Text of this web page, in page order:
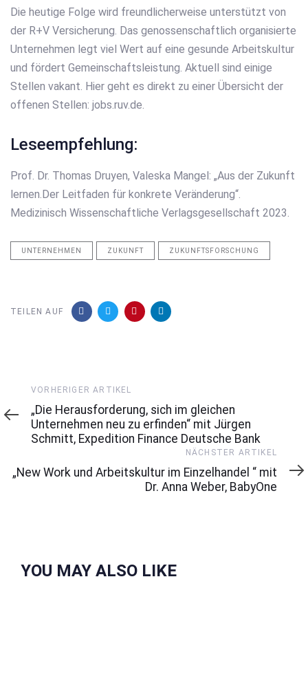
Die heutige Folge wird freundlicherweise unterstützt von
der R+V Versicherung. Das genossenschaftlich organisierte
Unternehmen legt viel Wert auf eine gesunde Arbeitskultur
und fördert Gemeinschaftsleistung. Aktuell sind einige
Stellen vakant. Hier geht es direkt zu einer Übersicht der
offenen Stellen: jobs.ruv.de.
Leseempfehlung:
Prof. Dr. Thomas Druyen, Valeska Mangel: „Aus der Zukunft
lernen.Der Leitfaden für konkrete Veränderung“.
Medizinisch Wissenschaftliche Verlagsgesellschaft 2023.
UNTERNEHMEN ZUKUNFT ZUKUNFTSFORSCHUNG
TEILEN AUF
Vorheriger
Artikel
VORHERIGER ARTIKEL
„Die Herausforderung, sich im gleichen
Unternehmen neu zu erfinden“ mit Jürgen
Schmitt, Expedition Finance Deutsche Bank
Artikel
NÄCHSTER ARTIKEL
„New Work und Arbeitskultur im Einzelhandel “ mit
Dr. Anna Weber, BabyOne
YOU MAY ALSO LIKE